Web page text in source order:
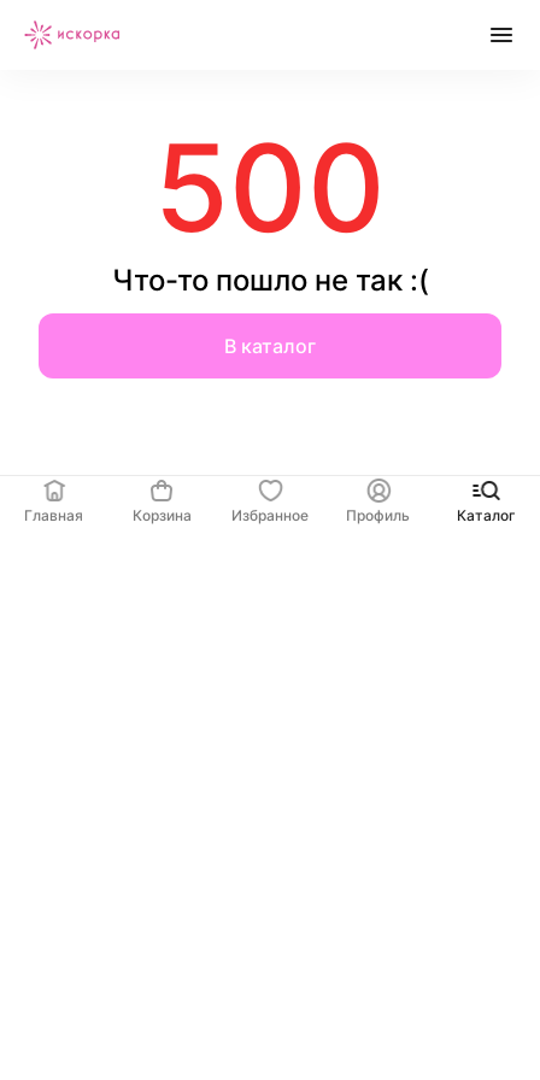
500
Что-то пошло не так :(
В каталог
Главная Корзина Избранное Профиль Каталог